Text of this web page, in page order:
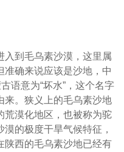
入到毛乌素沙漠，这里属
准确来说应该是沙地，中
语意为“坏水”，这个名字
来。狭义上的毛乌素沙地
荒漠化地区，也被称为驼
的极度干旱气候特征，
陕西的毛乌素沙地已经有